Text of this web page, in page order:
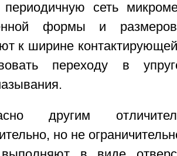
периодичную сеть
формы и
к ширине
переходу в
другим
но не